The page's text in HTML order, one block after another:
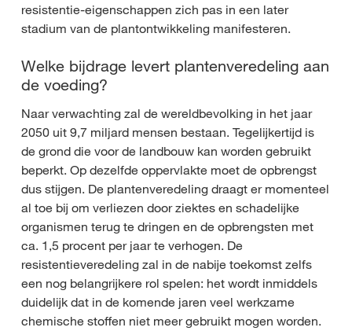
resistentie-eigenschappen zich pas in een later
stadium van de plantontwikkeling manifesteren.
Welke bijdrage levert plantenveredeling aan
de voeding?
Naar verwachting zal de wereldbevolking in het jaar
2050 uit 9,7 miljard mensen bestaan. Tegelijkertijd is
de grond die voor de landbouw kan worden gebruikt
beperkt. Op dezelfde oppervlakte moet de opbrengst
dus stijgen. De plantenveredeling draagt er momenteel
al toe bij om verliezen door ziektes en schadelijke
organismen terug te dringen en de opbrengsten met
ca. 1,5 procent per jaar te verhogen. De
resistentieveredeling zal in de nabije toekomst zelfs
een nog belangrijkere rol spelen: het wordt inmiddels
duidelijk dat in de komende jaren veel werkzame
chemische stoffen niet meer gebruikt mogen worden.